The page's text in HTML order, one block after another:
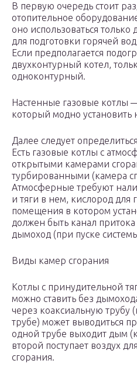
В первую очередь стоит
отопительное
оно использоваться
для подготовки горячей
Если предполагается
двухконтурный котел,
одноконтурный.
Настенные газовые
который модно установить
Далее следует
Есть газовые котлы с
открытыми камерами
турбированными (камера
Атмосферные требуют
и тяги в нем, кислород для
помещения в котором
должен быть канал
дымоход (при пуске
Виды камер сгорания
Котлы с принудительной
можно ставить без
через коаксиальную трубу
трубе) может выводиться
одной трубе выходит дым
второй поступает воздух
сгорания.